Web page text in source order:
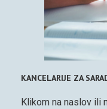
KANCELARIJE ZA
Klikom na naslov ili